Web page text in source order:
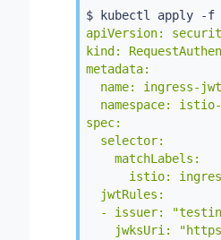
$ kubectl apply -f
apiVersion:
kind:
metadata:
  name: ingress-jwt
namespace:
spec:
  selector:
    matchLabels:
istio:
  jwtRules:
- issuer:
jwksUri: